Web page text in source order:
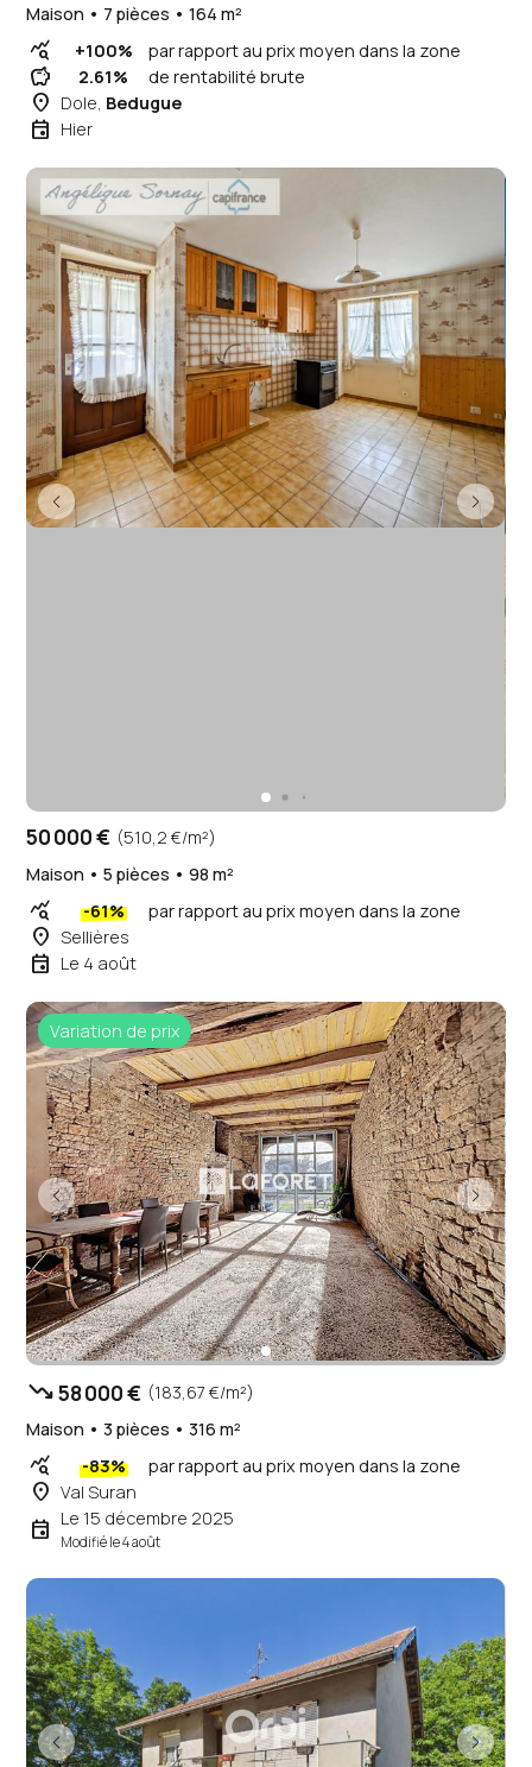
Maison • 7 pièces • 164 m²
query_stats +100% par rapport au prix moyen dans la zone
savings 2.61% de rentabilité brute
place Dole, Bedugue
event Hier
50 000 € (510,2 €/m²)
Maison • 5 pièces • 98 m²
query_stats -61% par rapport au prix moyen dans la zone
place Sellières
event Le 4 août
Variation de prix
trending_down58 000 € (183,67 €/m²)
Maison • 3 pièces • 316 m²
query_stats -83% par rapport au prix moyen dans la zone
place Val Suran
event Le 15 décembre 2025
Modifié le 4 août